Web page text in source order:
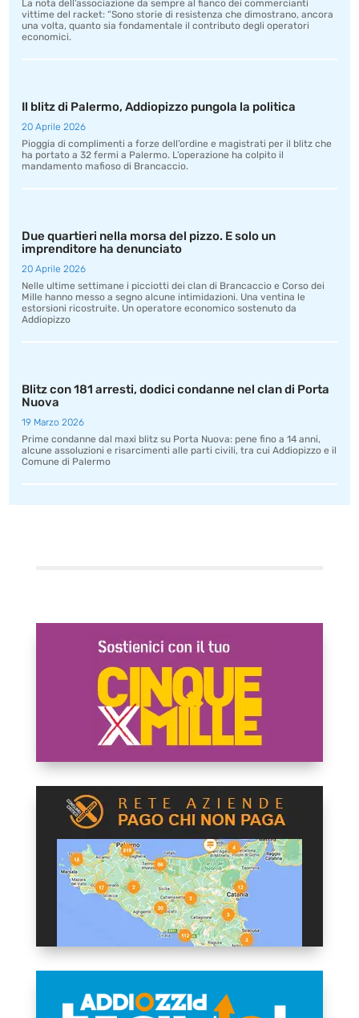
La nota dell’associazione da sempre al fianco dei commercianti
vittime del racket: “Sono storie di resistenza che dimostrano, ancora
una volta, quanto sia fondamentale il contributo degli operatori
economici.
Il blitz di Palermo, Addiopizzo pungola la politica
20 Aprile 2026
Pioggia di complimenti a forze dell’ordine e magistrati per il blitz che
ha portato a 32 fermi a Palermo. L’operazione ha colpito il
mandamento mafioso di Brancaccio.
Due quartieri nella morsa del pizzo. E solo un
imprenditore ha denunciato
20 Aprile 2026
Nelle ultime settimane i picciotti dei clan di Brancaccio e Corso dei
Mille hanno messo a segno alcune intimidazioni. Una ventina le
estorsioni ricostruite. Un operatore economico sostenuto da
Addiopizzo
Blitz con 181 arresti, dodici condanne nel clan di Porta
Nuova
19 Marzo 2026
Prime condanne dal maxi blitz su Porta Nuova: pene fino a 14 anni,
alcune assoluzioni e risarcimenti alle parti civili, tra cui Addiopizzo e il
Comune di Palermo